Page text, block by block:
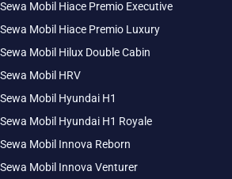
Sewa Mobil Hiace Premio Executive
Sewa Mobil Hiace Premio Luxury
Sewa Mobil Hilux Double Cabin
Sewa Mobil HRV
Sewa Mobil Hyundai H1
Sewa Mobil Hyundai H1 Royale
Sewa Mobil Innova Reborn
Sewa Mobil Innova Venturer